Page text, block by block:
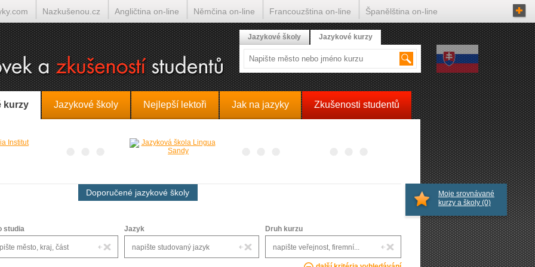
kurzy Jazykové školy Nejlepší lektoři Jak na jazyky Zkušenosti studentů
Doporučené jazykové školy
studia Jazyk Druh kurzu
Moje srovnávané
kurzy a školy (0)
Jazykové školy Jazykové kurzy
Nazkušenou.cz Angličtina on-line Němčina on-line Francouzština on-line Španělština on-line